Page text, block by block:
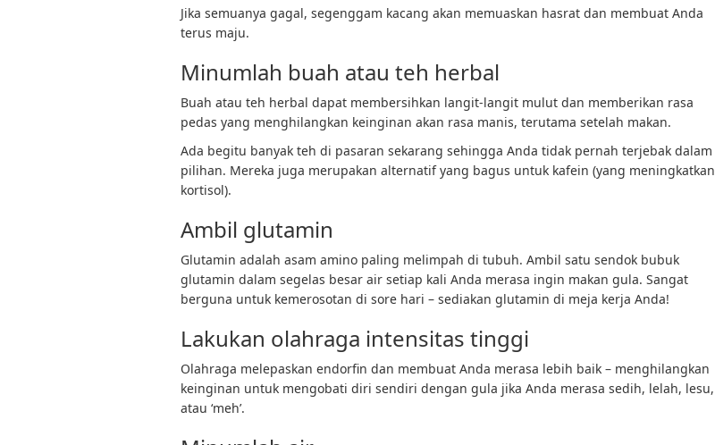
Jika semuanya gagal, segenggam kacang akan memuaskan hasrat dan membuat Anda
terus maju.
Minumlah buah atau teh herbal
Buah atau teh herbal dapat membersihkan langit-langit mulut dan memberikan rasa
pedas yang menghilangkan keinginan akan rasa manis, terutama setelah makan.
Ada begitu banyak teh di pasaran sekarang sehingga Anda tidak pernah terjebak dalam
pilihan. Mereka juga merupakan alternatif yang bagus untuk kafein (yang meningkatkan
kortisol).
Ambil glutamin
Glutamin adalah asam amino paling melimpah di tubuh. Ambil satu sendok bubuk
glutamin dalam segelas besar air setiap kali Anda merasa ingin makan gula. Sangat
berguna untuk kemerosotan di sore hari – sediakan glutamin di meja kerja Anda!
Lakukan olahraga intensitas tinggi
Olahraga melepaskan endorfin dan membuat Anda merasa lebih baik – menghilangkan
keinginan untuk mengobati diri sendiri dengan gula jika Anda merasa sedih, lelah, lesu,
atau ‘meh’.